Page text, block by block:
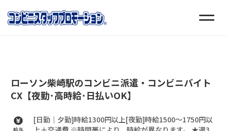
ローソン柴崎駅のコンビニ派遣・コンビニバイト
CX【夜勤･高時給･日払いOK】
給与
[日勤｜夕勤]時給1300円以上[夜勤]時給1500～1750円以